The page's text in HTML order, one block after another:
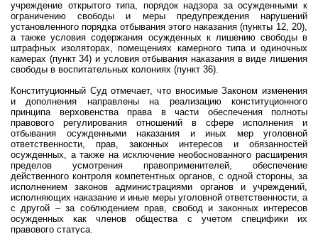
учреждение открытого типа, порядок надзора за осужденными к
ограничению свободы и меры предупреждения нарушений
установленного порядка отбывания этого наказания (пункты 12, 20),
а также условия содержания осужденных к лишению свободы в
штрафных изоляторах, помещениях камерного типа и одиночных
камерах (пункт 34) и условия отбывания наказания в виде лишения
свободы в воспитательных колониях (пункт 36).
Конституционный Суд отмечает, что вносимые Законом изменения
и дополнения направлены на реализацию конституционного
принципа верховенства права в части обеспечения полноты
правового регулирования отношений в сфере исполнения и
отбывания осужденными наказания и иных мер уголовной
ответственности, прав, законных интересов и обязанностей
осужденных, а также на исключение необоснованного расширения
пределов усмотрения правоприменителей, обеспечение
действенного контроля компетентных органов, с одной стороны, за
исполнением законов администрациями органов и учреждений,
исполняющих наказание и иные меры уголовной ответственности, а
с другой – за соблюдением прав, свобод и законных интересов
осужденных как членов общества с учетом специфики их
правового статуса.